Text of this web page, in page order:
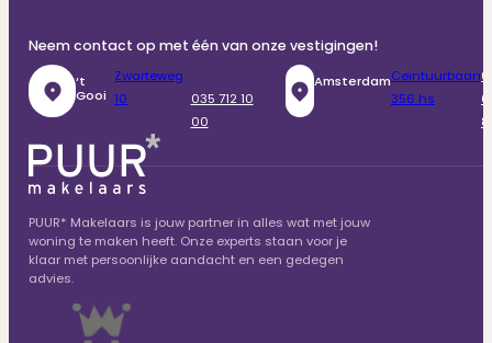
Neem contact op met één van onze vestigingen!
‘t
Gooi
Zwarteweg
10
035 712 10
00
AmsterdamCeintuurbaan
356 hs
PUUR* Makelaars is jouw partner in alles wat met jouw
woning te maken heeft. Onze experts staan voor je
klaar met persoonlijke aandacht en een gedegen
advies.